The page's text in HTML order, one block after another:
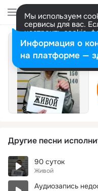
Мы используем
сервисы для вас.
настроить cookie-
представитель.
Разрешить все
Другие песни
90 суток
Живой
Аудиозапись
Информация о
на платформе —